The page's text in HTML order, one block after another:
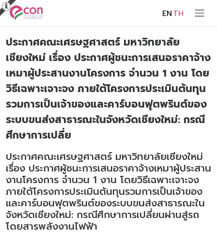
ENTH
ประกาศคณะเศรษฐศาสตร์ มหาวิทยาลัย
เชียงใหม่ เรื่อง ประกาศผู้ชนะการเสนอราคาจ้าง
เหมาผู้ประสานงานโครงการ จำนวน 1 งาน โดย
วิธีเฉพาะเจาะจง ภายใต้โครงการประเมินต้นทุน
รวมการเป็นเจ้าของและคาร์บอนฟุตพรินต์ของ
ระบบขนส่งสาธารณะในจังหวัดเชียงใหม่: กรณี
ศึกษาการเปลี่ย
ประกาศคณะเศรษฐศาสตร์ มหาวิทยาลัยเชียงใหม่
เรื่อง ประกาศผู้ชนะการเสนอราคาจ้างเหมาผู้ประสาน
งานโครงการ จำนวน 1 งาน โดยวิธีเฉพาะเจาะจง
ภายใต้โครงการประเมินต้นทุนรวมการเป็นเจ้าของ
และคาร์บอนฟุตพรินต์ของระบบขนส่งสาธารณะใน
จังหวัดเชียงใหม่: กรณีศึกษาการเปลี่ยนผ่านสู่รถ
โดยสารพลังงานไฟฟ้า